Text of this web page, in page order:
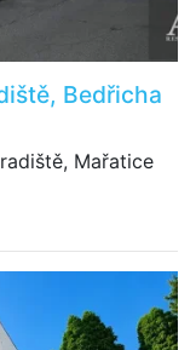
Bedřicha
Mařatice